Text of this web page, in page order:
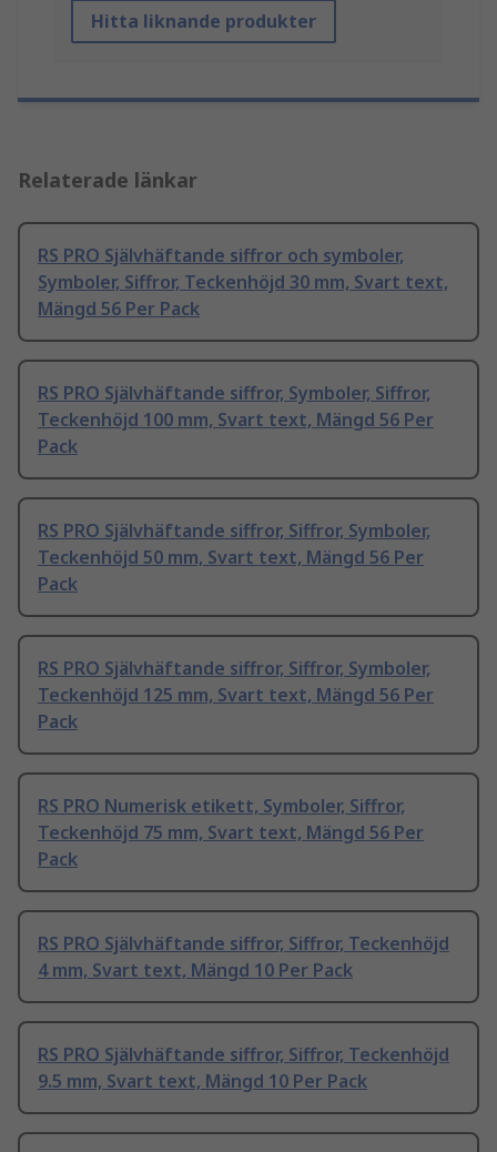
Hitta liknande produkter
Relaterade länkar
RS PRO Självhäftande siffror och symboler,
Symboler, Siffror, Teckenhöjd 30 mm, Svart text,
Mängd 56 Per Pack
RS PRO Självhäftande siffror, Symboler, Siffror,
Teckenhöjd 100 mm, Svart text, Mängd 56 Per
Pack
RS PRO Självhäftande siffror, Siffror, Symboler,
Teckenhöjd 50 mm, Svart text, Mängd 56 Per
Pack
RS PRO Självhäftande siffror, Siffror, Symboler,
Teckenhöjd 125 mm, Svart text, Mängd 56 Per
Pack
RS PRO Numerisk etikett, Symboler, Siffror,
Teckenhöjd 75 mm, Svart text, Mängd 56 Per
Pack
RS PRO Självhäftande siffror, Siffror, Teckenhöjd
4 mm, Svart text, Mängd 10 Per Pack
RS PRO Självhäftande siffror, Siffror, Teckenhöjd
9.5 mm, Svart text, Mängd 10 Per Pack